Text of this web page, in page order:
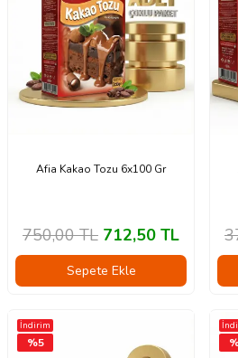
Afia Kakao Tozu 6x100 Gr
750,00TL 712,50 TL
Sepete Ekle
İndirim
%5